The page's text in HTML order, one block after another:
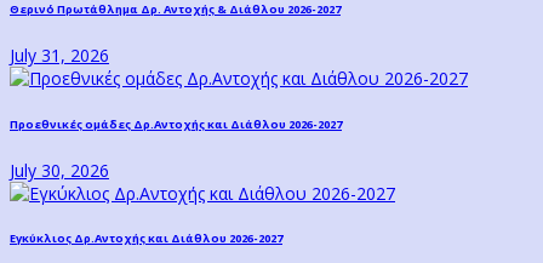
Θερινό Πρωτάθλημα Δρ. Αντοχής & Διάθλου 2026-2027
July 31, 2026
Προεθνικές ομάδες Δρ.Αντοχής και Διάθλου 2026-2027
July 30, 2026
Εγκύκλιος Δρ.Αντοχής και Διάθλου 2026-2027